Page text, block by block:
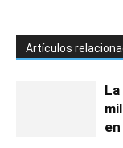
Artículos